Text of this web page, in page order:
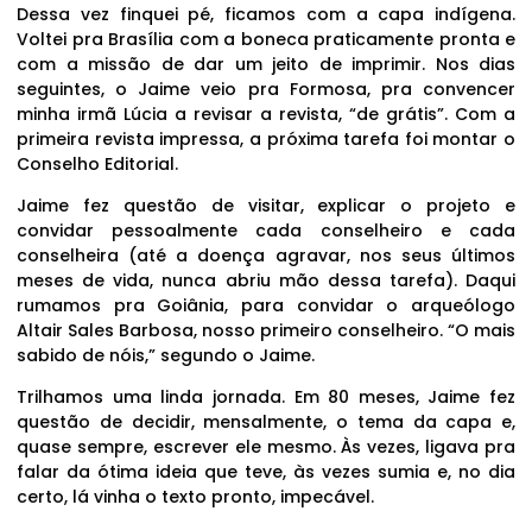
Dessa vez finquei pé, ficamos com a capa indígena.
Voltei pra Brasília com a boneca praticamente pronta e
com a missão de dar um jeito de imprimir. Nos dias
seguintes, o Jaime veio pra Formosa, pra convencer
minha irmã Lúcia a revisar a revista, “de grátis”. Com a
primeira revista impressa, a próxima tarefa foi montar o
Conselho Editorial.
Jaime fez questão de visitar, explicar o projeto e
convidar pessoalmente cada conselheiro e cada
conselheira (até a doença agravar, nos seus últimos
meses de vida, nunca abriu mão dessa tarefa). Daqui
rumamos pra Goiânia, para convidar o arqueólogo
Altair Sales Barbosa, nosso primeiro conselheiro. “O mais
sabido de nóis,” segundo o Jaime.
Trilhamos uma linda jornada. Em 80 meses, Jaime fez
questão de decidir, mensalmente, o tema da capa e,
quase sempre, escrever ele mesmo. Às vezes, ligava pra
falar da ótima ideia que teve, às vezes sumia e, no dia
certo, lá vinha o texto pronto, impecável.